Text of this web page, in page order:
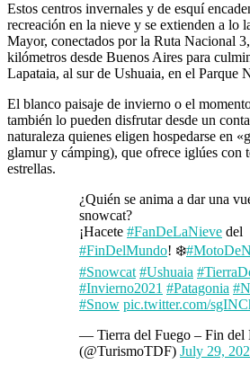
Estos centros invernales y de esquí
recreación en la nieve y se extienden a lo
Mayor, conectados por la Ruta Nacional
kilómetros desde Buenos Aires para
Lapataia, al sur de Ushuaia, en el Parque
El blanco paisaje de invierno o el
también lo pueden disfrutar desde un
naturaleza quienes eligen hospedarse en
glamur y cámping), que ofrece iglúes con
estrellas.
¿Quién se anima a dar una
snowcat?
¡Hacete #FanDeLaNieve del
#FinDelMundo! ❄️
#Snowcat #Ushuaia
#Invierno2021 #Patagonia
#Snow pic.twitter.com/
— Tierra del Fuego – Fin del
(@TurismoTDF) July 29,